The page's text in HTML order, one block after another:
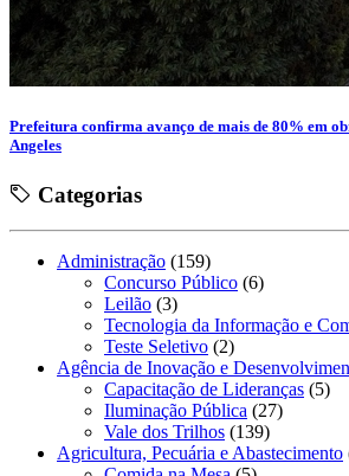
Prefeitura confirma avanço de mais de 80% em
Angeles
Categorias
Administração (159)
Concurso Público (6)
Leilão (3)
Tecnologia da Informação e
Teste Seletivo (2)
Agência de Inovação e
Capacitação de Lideranças (5)
Iluminação Pública (27)
Vale dos Trilhos (139)
Agricultura, Pecuária e Abastecimento